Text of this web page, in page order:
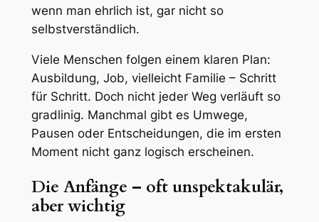
wenn man ehrlich ist, gar nicht so
selbstverständlich.
Viele Menschen folgen einem klaren Plan:
Ausbildung, Job, vielleicht Familie – Schritt
für Schritt. Doch nicht jeder Weg verläuft so
gradlinig. Manchmal gibt es Umwege,
Pausen oder Entscheidungen, die im ersten
Moment nicht ganz logisch erscheinen.
Die Anfänge – oft unspektakulär,
aber wichtig